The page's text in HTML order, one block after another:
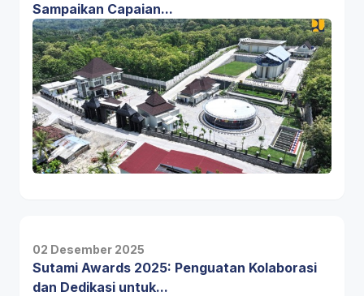
Sampaikan Capaian...
02 Desember 2025
Sutami Awards 2025: Penguatan Kolaborasi
dan Dedikasi untuk...